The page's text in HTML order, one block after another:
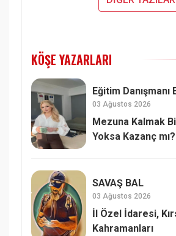
KÖŞE YAZARLARI
Eğitim Danışmanı
03 Ağustos 2026
Mezuna Kalmak
Yoksa Kazanç mı?
SAVAŞ BAL
03 Ağustos 2026
İl Özel İdaresi,
Kahramanları